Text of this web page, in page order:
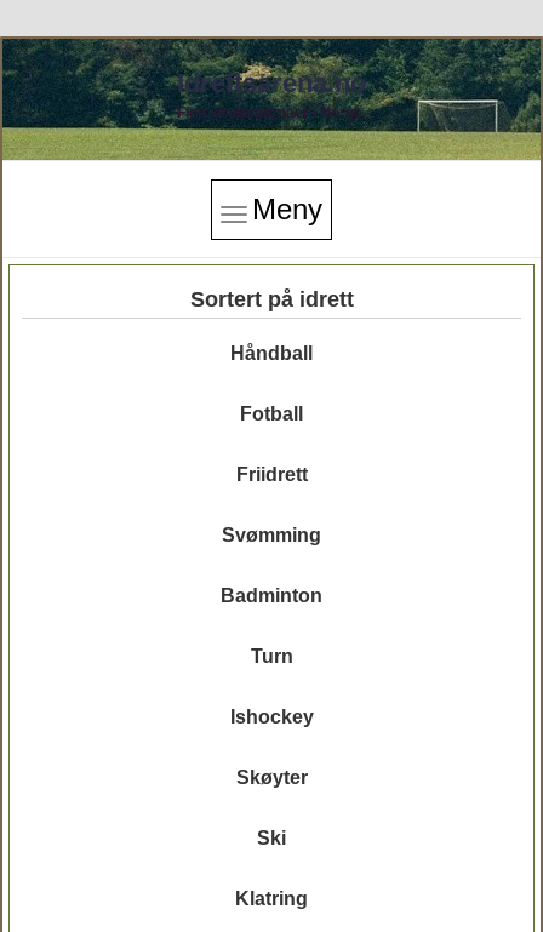
Idrettsarena.no
Finn idrettsarenaer i Norge.
Meny
Sortert på idrett
Håndball
Fotball
Friidrett
Svømming
Badminton
Turn
Ishockey
Skøyter
Ski
Klatring